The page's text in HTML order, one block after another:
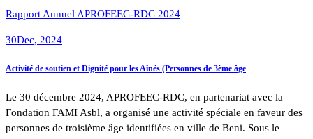
Rapport Annuel APROFEEC-RDC 2024
30Dec, 2024
Activité de soutien et Dignité pour les Aînés (Personnes de 3ème âge
Le 30 décembre 2024, APROFEEC-RDC, en partenariat avec la
Fondation FAMI Asbl, a organisé une activité spéciale en faveur des
personnes de troisième âge identifiées en ville de Beni. Sous le